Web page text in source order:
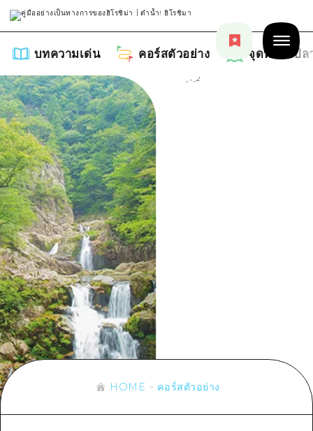
บทความเด่น คอร์สตัวอย่าง จุดหมายปล
บทความเด่น
รายการ
คำแนะนำ
ศิลปะ
งานอีเว้นท์ / เทศกาล
อาหารรสเลิศ / สุรา
การปั่นจักรยาน
ช้อปปิ้ง
กีฬา
สถานบันเทิงยามค่ำคืน
คอร์สตัวอย่าง
รายการ
คู่มือ Dive! Hiroshima
ฮิโรชิม่า โมชิ โมชิ ทราเวล
บริเวณรอบเมืองฮิโรชิม่า
อากิ
จุดหมายปลายทาง
รายการ
บริเวณรอบเมืองฮิโรชิม่า
อากิ
บิงโก
บิโฮคุ
เกโฮคุ
อีเว้นท์
ข้อมูลตามฤดูกาล
ข้อมูลที่เป็นประโยชน์
รายการ
HOME คอร์สตัวอย่าง